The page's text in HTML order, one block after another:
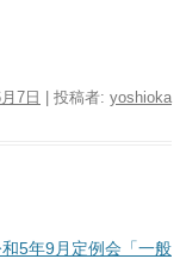
7日 投稿者: yoshioka
5年9月定例会「一般